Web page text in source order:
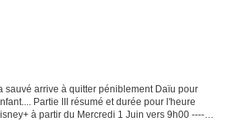
sauvé arrive à quitter péniblement Daïu pour
Partie III résumé et durée pour l'heure
à partir du Mercredi 1 Juin vers 9h00 -------